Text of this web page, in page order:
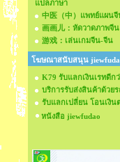
แปลภาษา
中医（中）แพทย์แผน
画画儿：หัดวาดภาพจีน
游戏：เล่นเกมจีน-จีน
โฆษณาสนับสนุน
K79 รับแลกเงินเรทดีก
บริการรับส่งสินค้าด้วย
รับแลกเปลี่ยน โอนเงิน
หนังสือ jiewfudao